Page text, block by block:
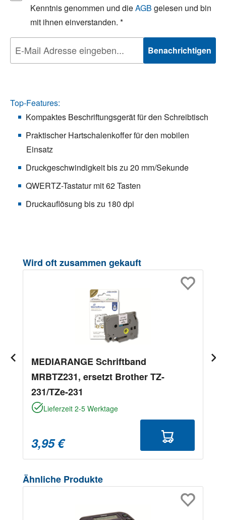
Kenntnis genommen und dieAGB gelesen und bin
mit ihnen einverstanden. *
Benachrichtigen
Top-Features:
Kompaktes Beschriftungsgerät für den Schreibtisch
Praktischer Hartschalenkoffer für den mobilen
Einsatz
Druckgeschwindigkeit bis zu 20 mm/Sekunde
QWERTZ-Tastatur mit 62 Tasten
Druckauflösung bis zu 180 dpi
Produktgalerie überspringen
Wird oft zusammen gekauft
MEDIARANGE Schriftband
MRBTZ231, ersetzt Brother TZ-
231/TZe-231
Lieferzeit 2-5 Werktage
3,95 €
Produktgalerie überspringen
Ähnliche Produkte